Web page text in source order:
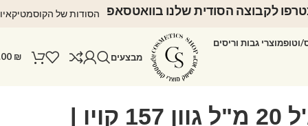
לקבוצה הסודית שלנו בוואטסאפ הסודות של
וטופמוצרי גבות וריסים
מבצעים ₪
לק ג'ל 20 מ"ל גוון 157 קויו |